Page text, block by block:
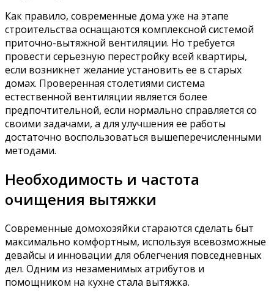
Как правило, современные дома уже на этапе
строительства оснащаются комплексной системой
приточно-вытяжной вентиляции. Но требуется
провести серьезную перестройку всей квартиры,
если возникнет желание установить ее в старых
домах. Проверенная столетиями система
естественной вентиляции является более
предпочтительной, если нормально справляется со
своими задачами, а для улучшения ее работы
достаточно воспользоваться вышеперечисленными
методами.
Необходимость и частота
очищения вытяжки
Современные домохозяйки стараются сделать быт
максимально комфортным, используя всевозможные
девайсы и инновации для облегчения повседневных
дел. Одним из незаменимых атрибутов и
помощником на кухне стала вытяжка.